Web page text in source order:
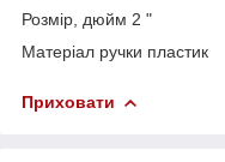
Розмір, дюйм 2 "
Матеріал ручки пластик
Приховати